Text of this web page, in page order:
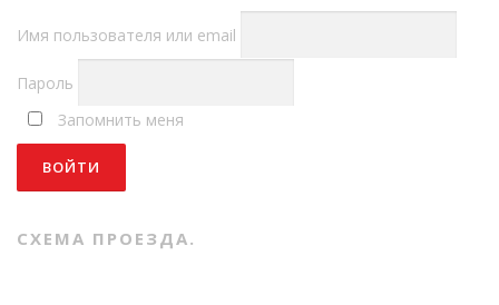
Имя пользователя или email
Пароль
Запомнить меня
СХЕМА ПРОЕЗДА.